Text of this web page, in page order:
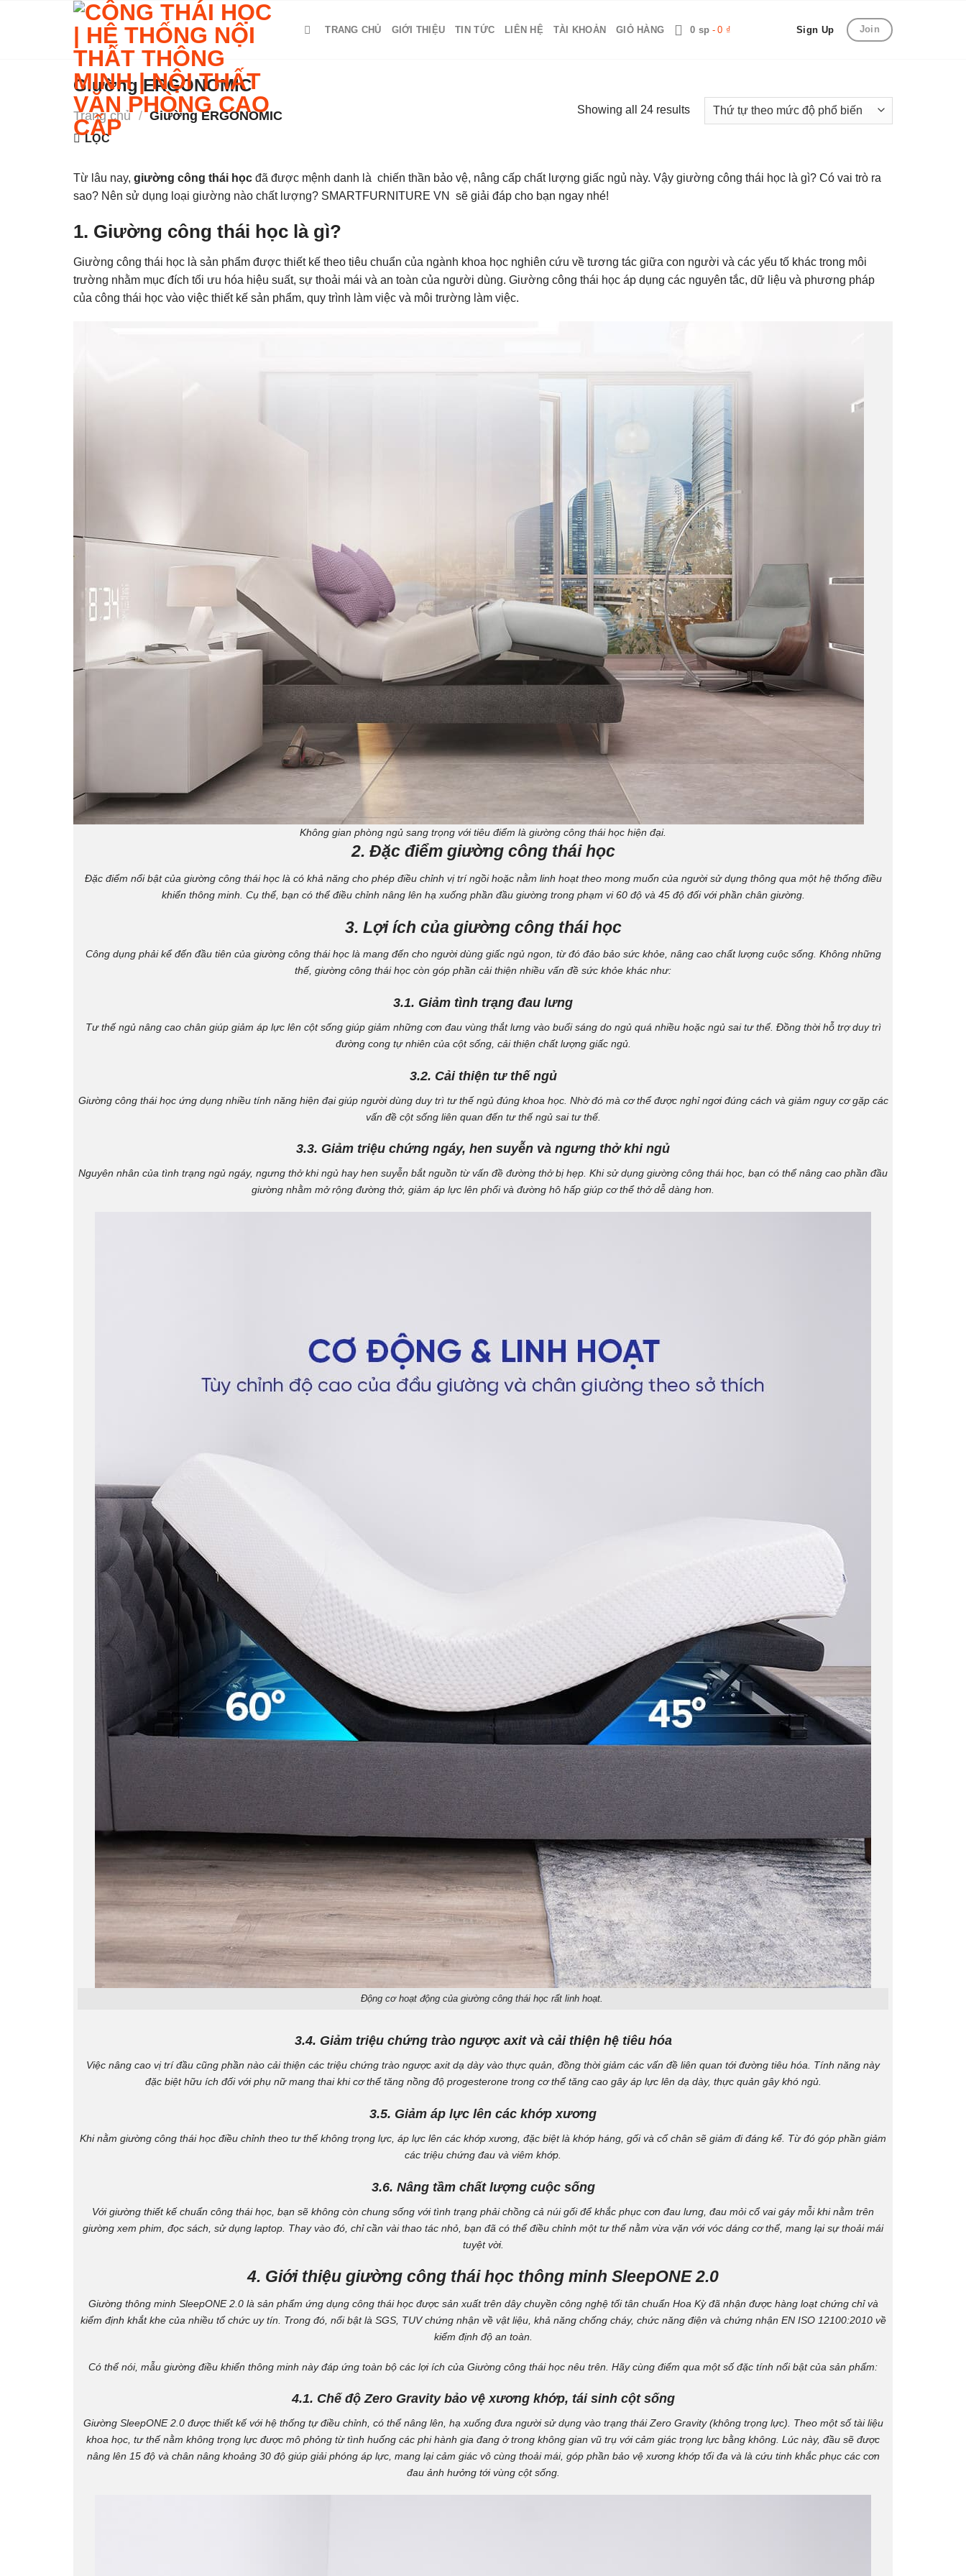
TRANG CHỦ GIỚI THIỆU TIN TỨC LIÊN HỆ TÀI KHOẢN GIỎ HÀNG 0 sp 0 ₫ Sign Up Join
Giường ERGONOMIC
Trang chủ / Giường ERGONOMIC
LỌC
Showing all 24 results
Từ lâu nay, giường công thái học đã được mệnh danh là chiến thần bảo vệ, nâng cấp chất lượng giấc ngủ này. Vậy giường công thái học là gì? Có vai trò ra
sao? Nên sử dụng loại giường nào chất lượng? SMARTFURNITURE VN sẽ giải đáp cho bạn ngay nhé!
1. Giường công thái học là gì?
Giường công thái học là sản phẩm được thiết kế theo tiêu chuẩn của ngành khoa học nghiên cứu về tương tác giữa con người và các yếu tố khác trong môi
trường nhằm mục đích tối ưu hóa hiệu suất, sự thoải mái và an toàn của người dùng. Giường công thái học áp dụng các nguyên tắc, dữ liệu và phương pháp
của công thái học vào việc thiết kế sản phẩm, quy trình làm việc và môi trường làm việc.
Không gian phòng ngủ sang trọng với tiêu điểm là giường công thái học hiện đại.
2. Đặc điểm giường công thái học
Đặc điểm nổi bật của giường công thái học là có khả năng cho phép điều chỉnh vị trí ngồi hoặc nằm linh hoạt theo mong muốn của người sử dụng thông qua một hệ thống điều
khiển thông minh. Cụ thể, bạn có thể điều chỉnh nâng lên hạ xuống phần đầu giường trong phạm vi 60 độ và 45 độ đối với phần chân giường.
3. Lợi ích của giường công thái học
Công dụng phải kể đến đầu tiên của giường công thái học là mang đến cho người dùng giấc ngủ ngon, từ đó đảo bảo sức khỏe, nâng cao chất lượng cuộc sống. Không những
thế, giường công thái học còn góp phần cải thiện nhiều vấn đề sức khỏe khác như:
3.1. Giảm tình trạng đau lưng
Tư thế ngủ nâng cao chân giúp giảm áp lực lên cột sống giúp giảm những cơn đau vùng thắt lưng vào buổi sáng do ngủ quá nhiều hoặc ngủ sai tư thể. Đồng thời hỗ trợ duy trì
đường cong tự nhiên của cột sống, cải thiện chất lượng giấc ngủ.
3.2. Cải thiện tư thế ngủ
Giường công thái học ứng dụng nhiều tính năng hiện đại giúp người dùng duy trì tư thế ngủ đúng khoa học. Nhờ đó mà cơ thể được nghỉ ngơi đúng cách và giảm nguy cơ gặp các
vấn đề cột sống liên quan đến tư thế ngủ sai tư thế.
3.3. Giảm triệu chứng ngáy, hen suyễn và ngưng thở khi ngủ
Nguyên nhân của tình trạng ngủ ngáy, ngưng thở khi ngủ hay hen suyễn bắt nguồn từ vấn đề đường thở bị hẹp. Khi sử dụng giường công thái học, bạn có thể nâng cao phần đầu
giường nhằm mở rộng đường thở, giảm áp lực lên phổi và đường hô hấp giúp cơ thể thở dễ dàng hơn.
Động cơ hoạt động của giường công thái học rất linh hoạt.
3.4. Giảm triệu chứng trào ngược axit và cải thiện hệ tiêu hóa
Việc nâng cao vị trí đầu cũng phần nào cải thiện các triệu chứng trào ngược axit dạ dày vào thực quản, đồng thời giảm các vấn đề liên quan tới đường tiêu hóa. Tính năng này
đặc biệt hữu ích đối với phụ nữ mang thai khi cơ thể tăng nồng độ progesterone trong cơ thể tăng cao gây áp lực lên dạ dày, thực quản gây khó ngủ.
3.5. Giảm áp lực lên các khớp xương
Khi nằm giường công thái học điều chỉnh theo tư thế không trọng lực, áp lực lên các khớp xương, đặc biệt là khớp háng, gối và cổ chân sẽ giảm đi đáng kể. Từ đó góp phần giảm
các triệu chứng đau và viêm khớp.
3.6. Nâng tầm chất lượng cuộc sống
Với giường thiết kế chuẩn công thái học, bạn sẽ không còn chung sống với tình trạng phải chồng cả núi gối để khắc phục cơn đau lưng, đau mỏi cổ vai gáy mỗi khi nằm trên
giường xem phim, đọc sách, sử dụng laptop. Thay vào đó, chỉ cần vài thao tác nhỏ, bạn đã có thể điều chỉnh một tư thế nằm vừa vặn với vóc dáng cơ thể, mang lại sự thoải mái
tuyệt vời.
4. Giới thiệu giường công thái học thông minh SleepONE 2.0
Giường thông minh SleepONE 2.0 là sản phẩm ứng dụng công thái học được sản xuất trên dây chuyền công nghệ tối tân chuẩn Hoa Kỳ đã nhận được hàng loạt chứng chỉ và
kiểm định khắt khe của nhiều tổ chức uy tín. Trong đó, nổi bật là SGS, TUV chứng nhận về vật liệu, khả năng chống cháy, chức năng điện và chứng nhận EN ISO 12100:2010 về
kiểm định độ an toàn.
Có thể nói, mẫu giường điều khiển thông minh này đáp ứng toàn bộ các lợi ích của Giường công thái học nêu trên. Hãy cùng điểm qua một số đặc tính nổi bật của sản phẩm:
4.1. Chế độ Zero Gravity bảo vệ xương khớp, tái sinh cột sống
Giường SleepONE 2.0 được thiết kế với hệ thống tự điều chỉnh, có thể nâng lên, hạ xuống đưa người sử dụng vào trạng thái Zero Gravity (không trọng lực). Theo một số tài liệu
khoa học, tư thế nằm không trọng lực được mô phỏng từ tình huống các phi hành gia đang ở trong không gian vũ trụ với cảm giác trọng lực bằng không. Lúc này, đầu sẽ được
nâng lên 15 độ và chân nâng khoảng 30 độ giúp giải phóng áp lực, mang lại cảm giác vô cùng thoải mái, góp phần bảo vệ xương khớp tối đa và là cứu tinh khắc phục các cơn
đau ảnh hưởng tới vùng cột sống.